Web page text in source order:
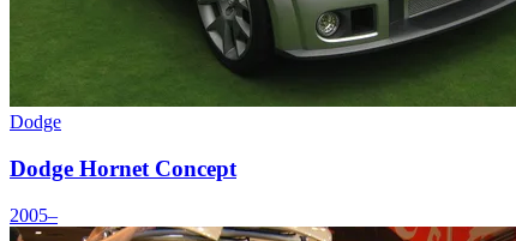
Dodge
Dodge Hornet Concept
2005–